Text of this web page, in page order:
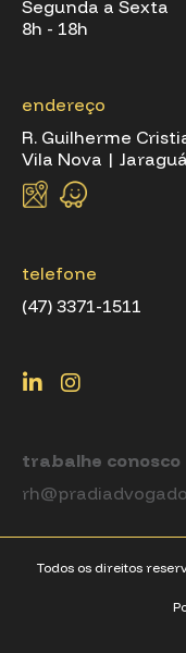
Segunda a Sexta
8h - 18h
endereço
R. Guilherme
Vila Nova |
telefone
(47) 3371-1511
trabalhe conosco
Todos os direitos